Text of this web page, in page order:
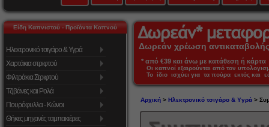
Είδη Καπνιστού - Προϊόντα Καπνού
Ηλεκτρονικό τσιγάρο & Υγρά
Χαρτάκια στριφτού
Φιλτράκια Στριφτού
Τζιβάνες και Ρολά
Πουρόφυλλα - Κώνοι
Θήκες μηχανές ταμπακιέρες
Δωρεάν χρέωση
* από €39 και άνω με κατάθεση ή
Οι καπνοί εξαιρούνται από τον
Το ίδιο ισχύει για τα πούρα εκτός και
Αρχική> Ηλεκτρονικό τσιγάρο & Υγρά>